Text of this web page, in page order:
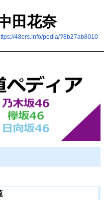
田花奈
48ers.info/pedia/?8b27ab8010